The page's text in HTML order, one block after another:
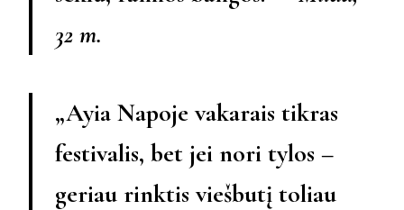
32 m.
„Ayia Napoje vakarais tikras
festivalis, bet jei nori tylos –
geriau rinktis viešbutį toliau